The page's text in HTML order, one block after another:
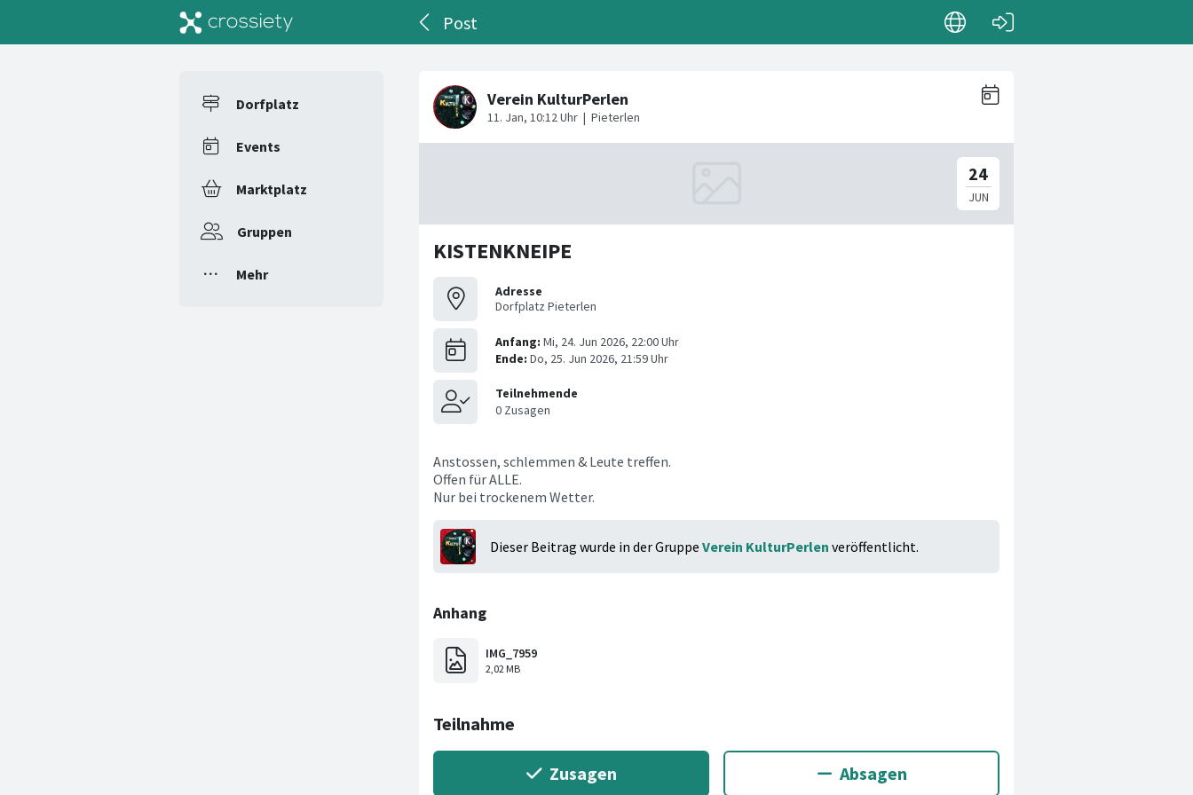
Post
Dorfplatz
Events
Marktplatz
Gruppen
Mehr
KISTENKNEIPE
Adresse
Dorfplatz Pieterlen
Anstossen, schlemmen & Leute treffen.
Offen für ALLE.
Nur bei trockenem Wetter.
Dieser Beitrag wurde in der Gruppe Verein KulturPerlen veröffentlicht.